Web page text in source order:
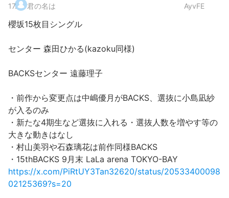
17. 君の名は AyvFE
櫻坂15枚目シングル
センター 森田ひかる(kazoku同様)
BACKSセンター 遠藤理子
・前作から変更点は中嶋優月がBACKS、選抜に小島凪紗
が入るのみ
・新たな4期生など選抜に入れる・選抜人数を増やす等の
大きな動きはなし
・村山美羽や石森璃花は前作同様BACKS
・15thBACKS 9月末 LaLa arena TOKYO-BAY
https://x.com/PiRtUY3Tan32620/status/20533400098
02125369?s=20